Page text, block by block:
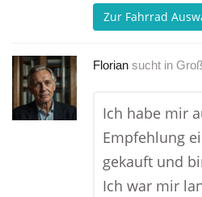
Zur Fahrrad
Florian sucht in
Ich habe mir
Empfehlung
gekauft und
Ich war mir